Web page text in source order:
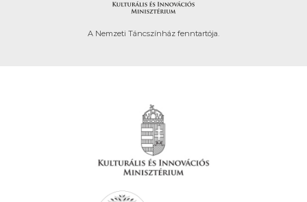
A Nemzeti Táncszínház fenntartója.